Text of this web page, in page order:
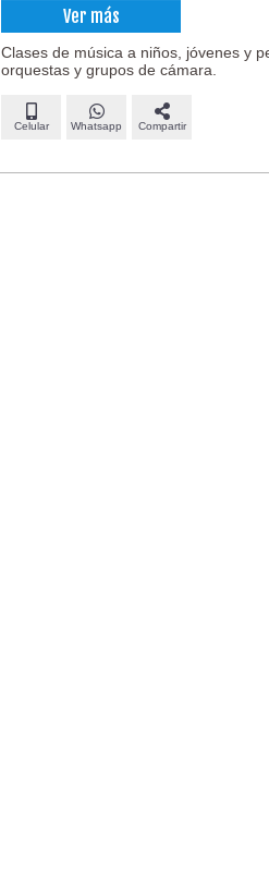
Ver más
Clases de música a niños, jóvenes y
orquestas y grupos de cámara.
Celular Whatsapp Compartir